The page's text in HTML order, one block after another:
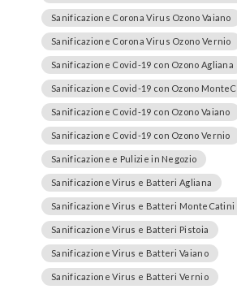
Sanificazione Corona Virus Ozono Vaiano
Sanificazione Corona Virus Ozono Vernio
Sanificazione Covid-19 con Ozono Agliana
Sanificazione Covid-19 con Ozono
Sanificazione Covid-19 con Ozono Vaiano
Sanificazione Covid-19 con Ozono Vernio
Sanificazione e Pulizie in Negozio
Sanificazione Virus e Batteri Agliana
Sanificazione Virus e Batteri MonteCatini
Sanificazione Virus e Batteri Pistoia
Sanificazione Virus e Batteri Vaiano
Sanificazione Virus e Batteri Vernio